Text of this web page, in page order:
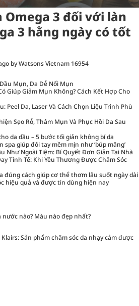
Omega 3 đối với làn
3 hằng ngày có tốt
by Watsons Vietnam 16954
Mụn, Da Dễ Nổi Mụn
Giúp Giảm Mụn Không? Cách Kết Hợp Cho
Peel Da, Laser Và Cách Chọn Liệu Trình Phù
Sẹo Rỗ, Thâm Mụn Và Phục Hồi Da Sau
da dầu – 5 bước tối giản không bí da
spa giúp đôi tay mềm mịn như ‘búp măng’
Như Ngoài Tiệm: Bí Quyết Đơn Giản Tại Nhà
Tinh Tế: Khi Yêu Thương Được Chăm Sóc
đúng cách giúp cơ thể thơm lâu suốt ngày dài
hiệu quả và được tin dùng hiện nay
nước nào? Màu nào đẹp nhất?
Sản phẩm chăm sóc da nhạy cảm được